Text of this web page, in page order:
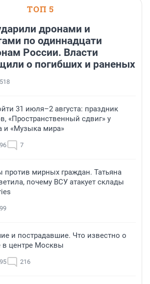
ТОП 5
дронами и
по одиннадцати
России. Власти
о погибших и раненых
31 июля–2 августа: праздник
«Пространственный сдвиг» у
и «Музыка мира»
7
против мирных граждан. Татьяна
почему ВСУ атакует склады
и пострадавшие. Что известно о
в центре Москвы
216